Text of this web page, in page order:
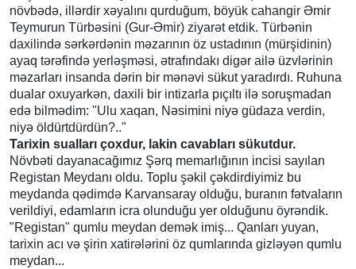
növbədə, illərdir xəyalını qurduğum, böyük cahangir Əmir
Teymurun Türbəsini (Gur-Əmir) ziyarət etdik. Türbənin
daxilində sərkərdənin məzarının öz ustadının (mürşidinin)
ayaq tərəfində yerləşməsi, ətrafındakı digər ailə üzvlərinin
məzarları insanda dərin bir mənəvi sükut yaradırdı. Ruhuna
dualar oxuyarkən, daxili bir intizarla pıçıltı ilə soruşmadan
edə bilmədim: "Ulu xaqan, Nəsimini niyə güdaza verdin,
niyə öldürtdürdün?.."
Tarixin sualları çoxdur, lakin cavabları sükutdur.
Növbəti dayanacağımız Şərq memarlığının incisi sayılan
Registan Meydanı oldu. Toplu şəkil çəkdirdiyimiz bu
meydanda qədimdə Karvansaray olduğu, buranın fətvaların
verildiyi, edamların icra olunduğu yer olduğunu öyrəndik.
"Registan" qumlu meydan demək imiş... Qanları yuyan,
tarixin acı və şirin xatirələrini öz qumlarında gizləyən qumlu
meydan...